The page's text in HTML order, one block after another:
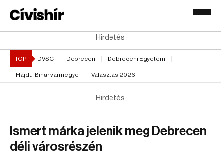
Hirdetés
TOP DVSC Debrecen Debreceni Egyetem
Hajdú-Bihar vármegye Választás 2026
Hirdetés
Ismert márka jelenik meg Debrecen
déli városrészén